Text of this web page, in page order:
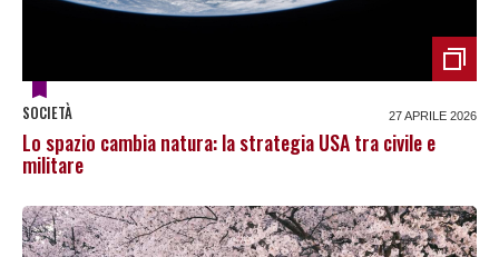
SOCIETÀ 27 APRILE 2026
Lo spazio cambia natura: la strategia USA tra civile e
militare